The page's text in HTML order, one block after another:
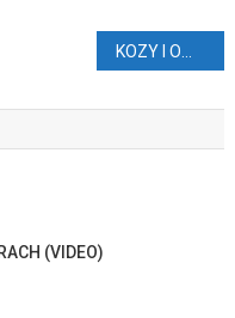
KOZY I OWCE ZMNIEJSZĄ RYZYKO POŻARÓW
(VIDEO)